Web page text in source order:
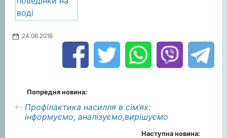
24.06.2016
Попредня новина:
Профілактика насилля в сім’ях:
інформуємо, аналізуємо,вирішуємо
Наступна новина: